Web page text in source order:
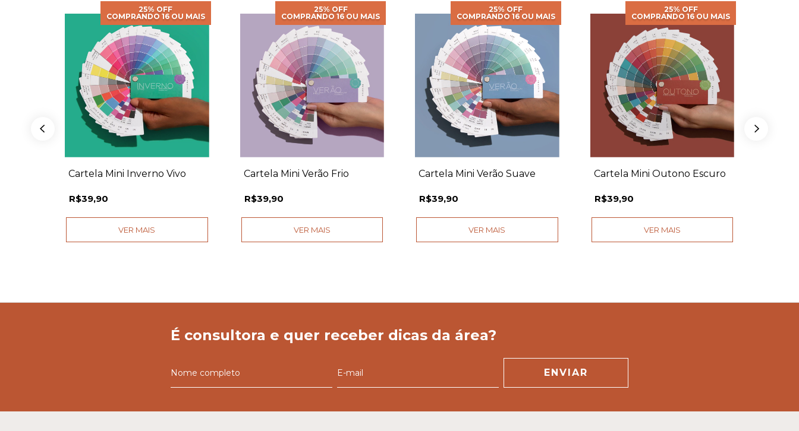
25% OFF
COMPRANDO 16 OU MAIS
Cartela Mini Inverno Vivo
R$39,90
VER MAIS
25% OFF
COMPRANDO 16 OU MAIS
Cartela Mini Verão Frio
R$39,90
VER MAIS
25% OFF
COMPRANDO 16 OU MAIS
Cartela Mini Verão Suave
R$39,90
VER MAIS
25% OFF
COMPRANDO 16 OU MAIS
Cartela Mini Outono Escuro
R$39,90
VER MAIS
É consultora e quer receber dicas da área?